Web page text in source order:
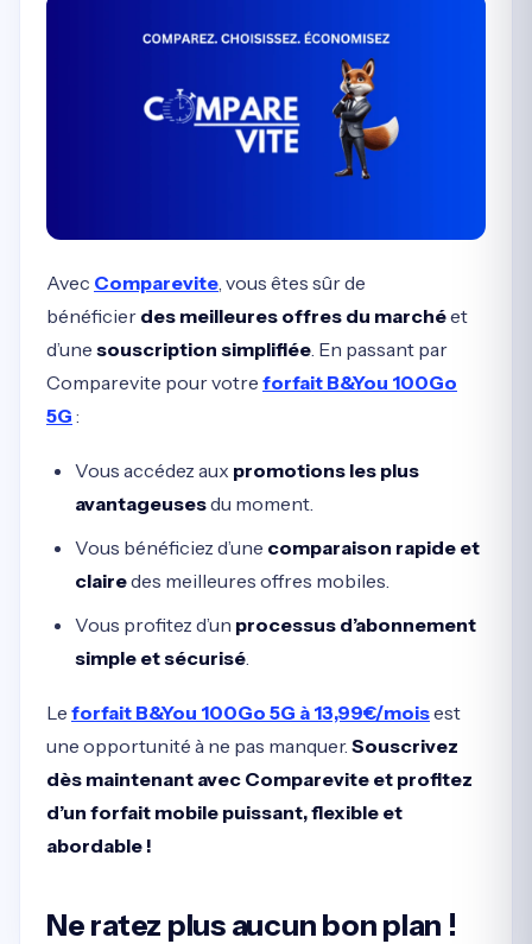
Avec Comparevite , vous êtes sûr de
bénéficier des meilleures offres du marchéet
d’une souscription simplifiée . En passant par
Comparevite pour votre forfait B&You 100Go
5G :
Vous accédez aux promotions les plus
avantageusesdu moment.
Vous bénéficiez d’une comparaison rapide et
clairedes meilleures offres mobiles.
Vous profitez d’un processus d’abonnement
simple et sécurisé
Le forfait B&You 100Go 5G à 13,99€/moisest
une opportunité à ne pas manquer. Souscrivez
dès maintenant avec Comparevite et profitez
d’un forfait mobile puissant, flexible et
abordable !
Ne ratez plus aucun bon plan !